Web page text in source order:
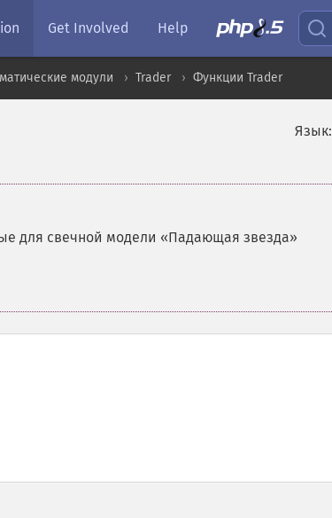
Get Involved Help
модули Trader Функции Trader
Язык:
для свечной модели «Падающая звезда»